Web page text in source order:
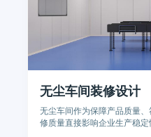
无尘车间装修设计
无尘车间作为保障产品质量
修质量直接影响企业生产稳定